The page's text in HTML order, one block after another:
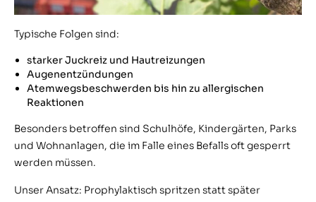
Typische Folgen sind:
starker Juckreiz und Hautreizungen
Augenentzündungen
Atemwegsbeschwerden bis hin zu allergischen
Reaktionen
Besonders betroffen sind Schulhöfe, Kindergärten, Parks
und Wohnanlagen, die im Falle eines Befalls oft gesperrt
werden müssen.
Unser Ansatz: Prophylaktisch spritzen statt später